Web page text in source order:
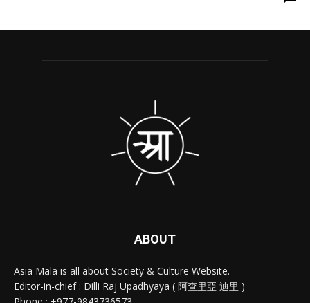
ABOUT
Asia Mala is all about Society & Culture Website.
Editor-in-chief : Dilli Raj Upadhyaya ( 阿查里亞 迪里 )